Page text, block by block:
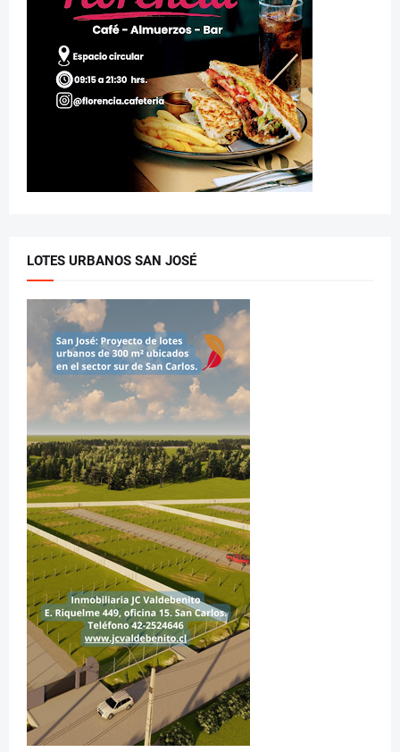
LOTES URBANOS SAN JOSÉ